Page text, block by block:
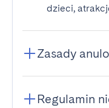
dzieci,
Zasady
Regulamin